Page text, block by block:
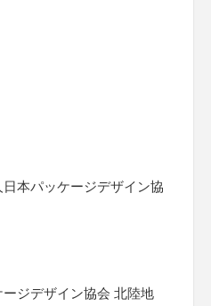
本パッケージデザイン協
ジデザイン協会 北陸地